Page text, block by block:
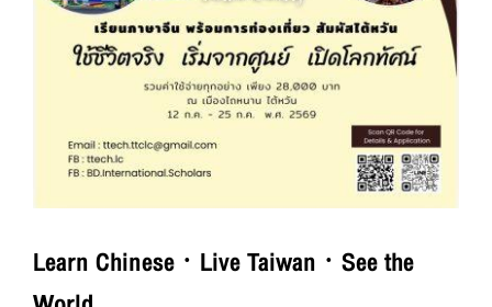
Learn Chinese · Live Taiwan · See the